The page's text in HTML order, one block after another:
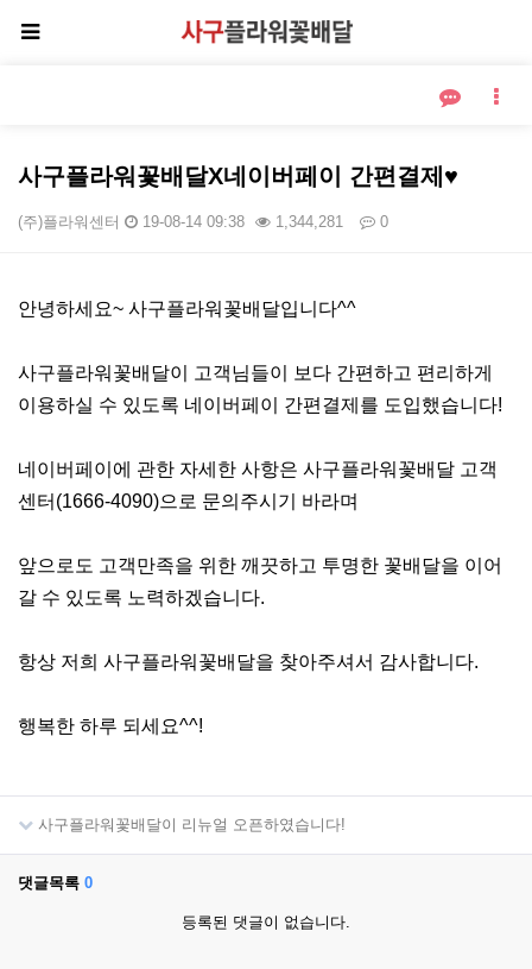
사구플라워꽃배달X네이버페이 간편결제♥
(주)플라워센터 19-08-14 09:38 1,344,281 0
안녕하세요~ 사구플라워꽃배달입니다^^
사구플라워꽃배달이 고객님들이 보다 간편하고 편리하게
이용하실 수 있도록 네이버페이 간편결제를 도입했습니다!
네이버페이에 관한 자세한 사항은 사구플라워꽃배달 고객
센터(1666-4090)으로 문의주시기 바라며
앞으로도 고객만족을 위한 깨끗하고 투명한 꽃배달을 이어
갈 수 있도록 노력하겠습니다.
항상 저희 사구플라워꽃배달을 찾아주셔서 감사합니다.
행복한 하루 되세요^^!
사구플라워꽃배달이 리뉴얼 오픈하였습니다!
댓글목록 0
등록된 댓글이 없습니다.